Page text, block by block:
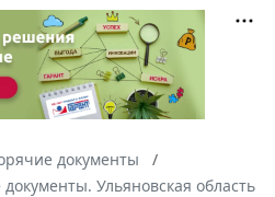
документы
документы. Ульяновская область